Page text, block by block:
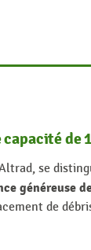
de
se
généreuse
de